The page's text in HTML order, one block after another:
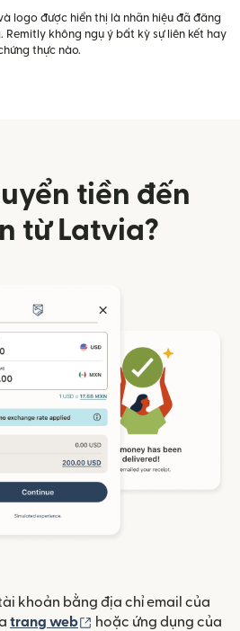
logo được hiển thị là nhãn hiệu đã đăng
Remitly không ngụ ý bất kỳ sự liên kết hay
thực nào.
tiền đến
từ Latvia?
khoản bằng địa chỉ email của
trang web (mở trong cửa sổ mới)
hoặc ứng dụng của